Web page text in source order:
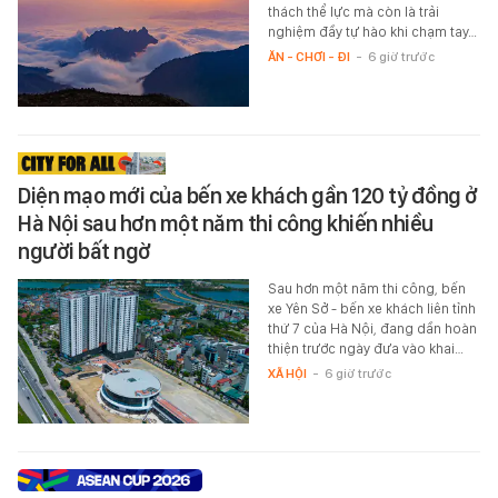
thách thể lực mà còn là trải
nghiệm đầy tự hào khi chạm tay…
ĂN - CHƠI - ĐI - 6 giờ trước
Diện mạo mới của bến xe khách gần 120 tỷ đồng ở
Hà Nội sau hơn một năm thi công khiến nhiều
người bất ngờ
Sau hơn một năm thi công, bến
xe Yên Sở - bến xe khách liên tỉnh
thứ 7 của Hà Nội, đang dần hoàn
thiện trước ngày đưa vào khai…
XÃ HỘI - 6 giờ trước